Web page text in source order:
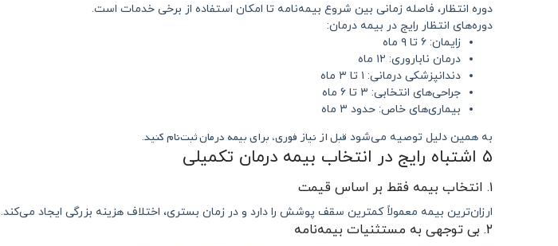
دوره انتظار، فاصله زمانی بین شروع بیمه‌نامه تا امکان استفاده از برخی خدمات است.
دوره‌های انتظار رایج در بیمه درمان:
زایمان: ۶ تا ۹ ماه
درمان ناباروری: ۱۲ ماه
دندانپزشکی درمانی: ۱ تا ۳ ماه
جراحی‌های انتخابی: ۳ تا ۶ ماه
بیماری‌های خاص: حدود ۳ ماه
به همین دلیل توصیه می‌شود قبل از نیاز فوری، برای بیمه درمان ثبت‌نام کنید.
۵ اشتباه رایج در انتخاب بیمه درمان تکمیلی
۱. انتخاب بیمه فقط بر اساس قیمت
ارزان‌ترین بیمه معمولاً کمترین سقف پوشش را دارد و در زمان بستری، اختلاف هزینه بزرگی ایجاد می‌کند.
۲. بی‌ توجهی به مستثنیات بیمه‌نامه